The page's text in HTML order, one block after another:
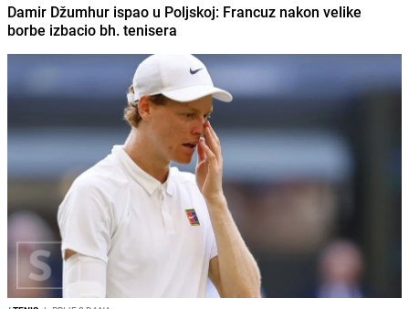
Damir Džumhur ispao u Poljskoj: Francuz nakon velike
borbe izbacio bh. tenisera